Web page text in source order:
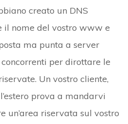
creato un DNS
il nome del vostro www e
ma punta a server
per dirottare le
Un vostro cliente,
prova a mandarvi
un’area riservata sul vostro